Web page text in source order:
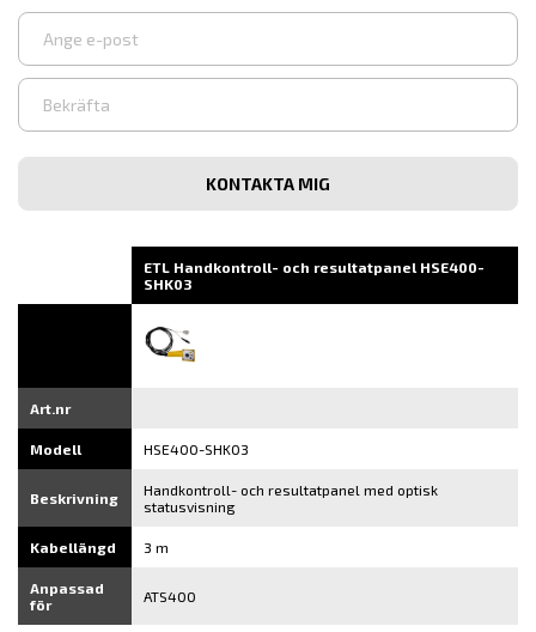
Ange
e-
Bekräfta
post
ETL Handkontroll- och resultatpanel HSE400-
SHK03
Art.nr
Modell HSE400-SHK03
Beskrivning
Handkontroll- och resultatpanel med optisk
statusvisning
Kabellängd 3 m
Anpassad
för
ATS400